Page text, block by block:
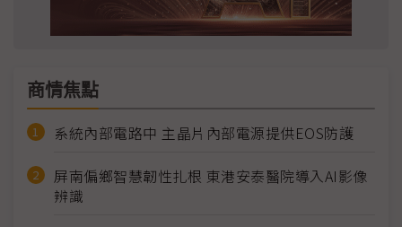
商情焦點
系統內部電路中 主晶片內部電源提供EOS防護
屏南偏鄉智慧韌性扎根 東港安泰醫院導入AI影像
辨識